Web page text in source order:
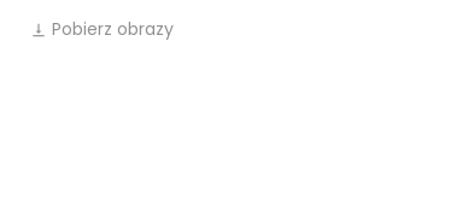
vertical_align_bottom Pobierz obrazy